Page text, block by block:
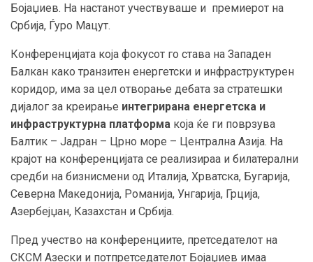
Бојаџиев. На настанот учествуваше и премиерот на
Србија, Ѓуро Мацут.
Конференцијата која фокусот го става на Западен
Балкан како транзитен енергетски и инфраструктурен
коридор, има за цел отворање дебата за стратешки
дијалог за креирање интегрирана енергетска и
инфраструктурна платформа која ќе ги поврзува
Балтик – Јадран – Црно море – Централна Азија. На
крајот на конференцијата се реализираа и билатерални
средби на бизнисмени од Италија, Хрватска, Бугарија,
Северна Македонија, Романија, Унгарија, Грција,
Азербејџан, Казахстан и Србија.
Пред учество на конференциите, претседателот на
СКСМ Азески и потпретседателот Бојаџиев имаа